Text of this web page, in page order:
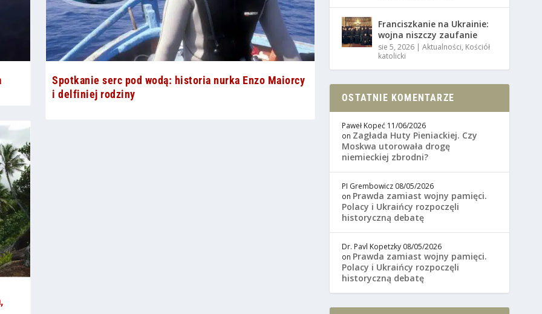
Spotkanie serc pod wodą: historia nurka Enzo Maiorcy
i delfiniej rodziny
Franciszkanie na Ukrainie:
wojna niszczy zaufanie
sie 5, 2026 |Aktualności, Kościół
katolicki
OSTATNIE KOMENTARZE
Paweł Kopeć 11/06/2026
on Zagłada Huty Pieniackiej. Czy
Moskwa utorowała drogę
niemieckiej zbrodni?
PI Grembowicz 08/05/2026
on Prawda zamiast wojny pamięci.
Polacy i Ukraińcy rozpoczęli
historyczną debatę
Dr. Pavl Kopetzky 08/05/2026
on Prawda zamiast wojny pamięci.
Polacy i Ukraińcy rozpoczęli
historyczną debatę